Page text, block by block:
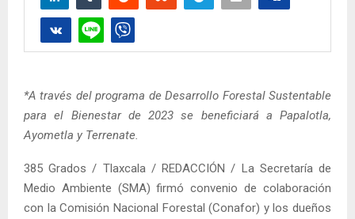
*A través del programa de Desarrollo Forestal Sustentable
para el Bienestar de 2023 se beneficiará a Papalotla,
Ayometla y Terrenate.
385 Grados / Tlaxcala / REDACCIÓN / La Secretaría de
Medio Ambiente (SMA) firmó convenio de colaboración
con la Comisión Nacional Forestal (Conafor) y los dueños